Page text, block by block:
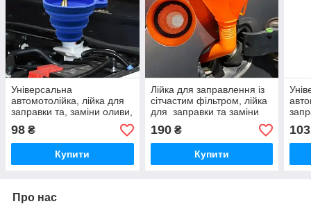
Універсальна
автомотолійка, лійка для
заправки та, заміни оливи,
палива. Складана.
Силікон
98 ₴
Купити
Лійка для заправлення із
сітчастим фільтром, лійка
для заправки та заміни
оливи, палива, тосолу
тощо.
190₴
Купити
103
Про нас